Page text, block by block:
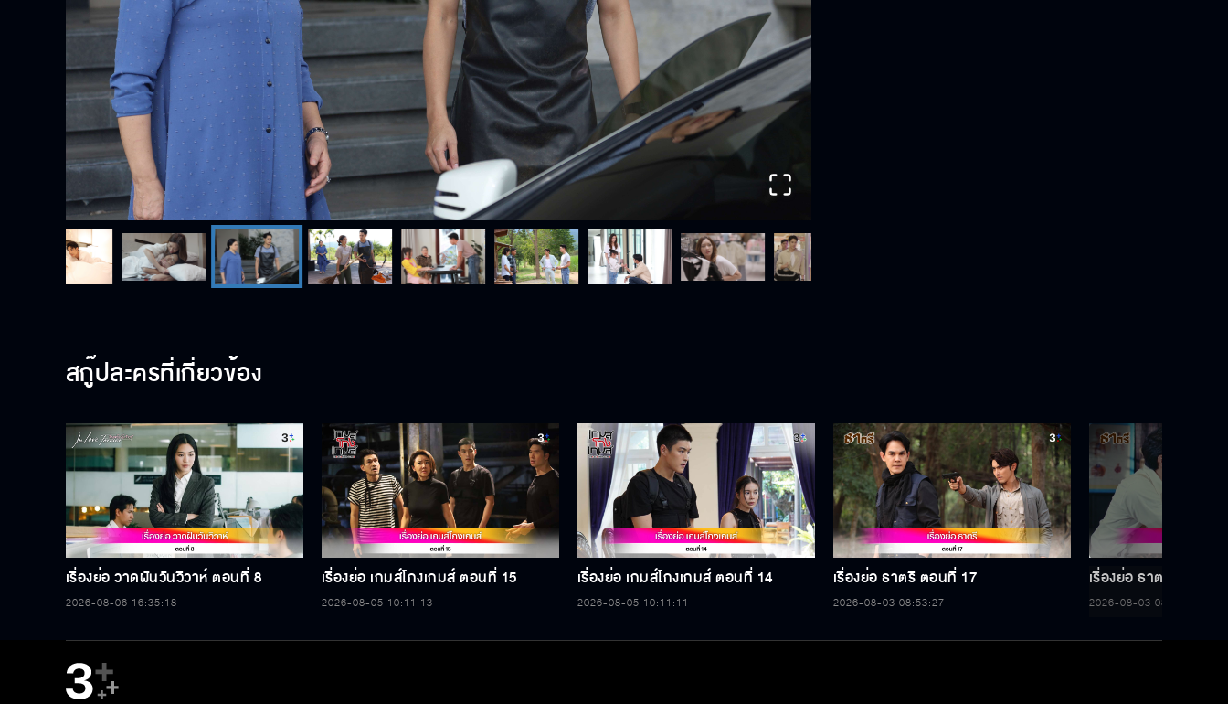
สกู๊ปละครที่เกี่ยวข้อง
เรื่องย่อ วาดฝันวันวิวาห์ ตอนที่ 8
2026-08-06 16:35:18
เรื่องย่อ เกมส์โกงเกมส์ ตอนที่ 15
2026-08-05 10:11:13
เรื่องย่อ เกมส์โกงเกมส์ ตอนที่ 14
2026-08-05 10:11:11
เรื่องย่อ ธาตรี ตอนที่ 17
2026-08-03 08:53:27
เรื่องย่อ ธาตรี ตอนที่
2026-08-03 08:53:27